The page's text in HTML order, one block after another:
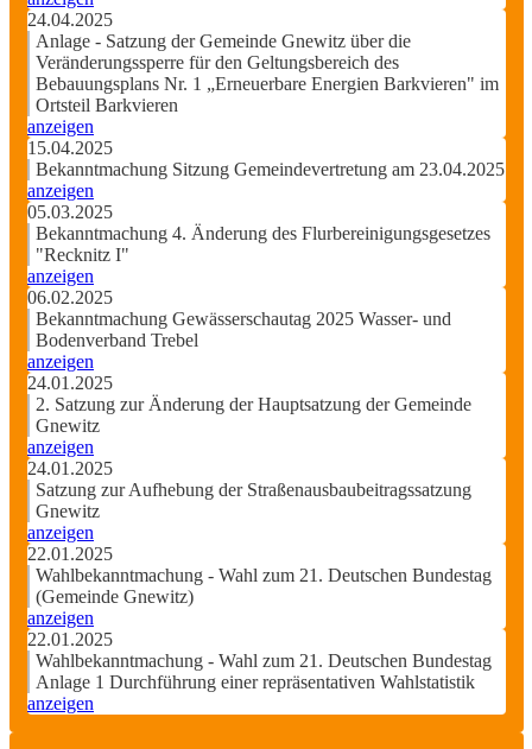
24.04.2025
Anlage - Satzung der Gemeinde Gnewitz über die
Veränderungssperre für den Geltungsbereich des
Bebauungsplans Nr. 1 „Erneuerbare Energien Barkvieren" im
Ortsteil Barkvieren
anzeigen
15.04.2025
Bekanntmachung Sitzung Gemeindevertretung am 23.04.2025
anzeigen
05.03.2025
Bekanntmachung 4. Änderung des Flurbereinigungsgesetzes
"Recknitz I"
anzeigen
06.02.2025
Bekanntmachung Gewässerschautag 2025 Wasser- und
Bodenverband Trebel
anzeigen
24.01.2025
2. Satzung zur Änderung der Hauptsatzung der Gemeinde
Gnewitz
anzeigen
24.01.2025
Satzung zur Aufhebung der Straßenausbaubeitragssatzung
Gnewitz
anzeigen
22.01.2025
Wahlbekanntmachung - Wahl zum 21. Deutschen Bundestag
(Gemeinde Gnewitz)
anzeigen
22.01.2025
Wahlbekanntmachung - Wahl zum 21. Deutschen Bundestag
Anlage 1 Durchführung einer repräsentativen Wahlstatistik
anzeigen